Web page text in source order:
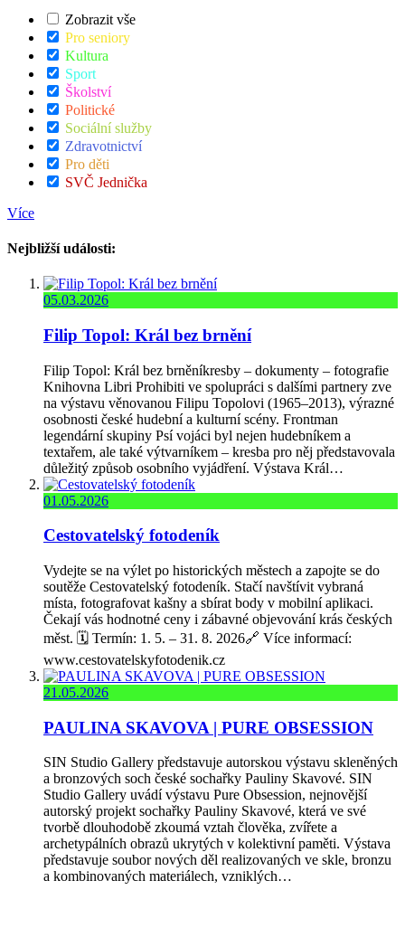
Zobrazit vše
Pro seniory
Kultura
Sport
Školství
Politické
Sociální služby
Zdravotnictví
Pro děti
SVČ Jednička
Více
Nejbližší události:
05.03.2026
Filip Topol: Král bez brnění
Filip Topol: Král bez brněníkresby – dokumenty – fotografie
Knihovna Libri Prohibiti ve spolupráci s dalšími partnery zve
na výstavu věnovanou Filipu Topolovi (1965–2013), výrazné
osobnosti české hudební a kulturní scény. Frontman
legendární skupiny Psí vojáci byl nejen hudebníkem a
textařem, ale také výtvarníkem – kresba pro něj představovala
důležitý způsob osobního vyjádření. Výstava Král…
01.05.2026
Cestovatelský fotodeník
Vydejte se na výlet po historických městech a zapojte se do
soutěže Cestovatelský fotodeník. Stačí navštívit vybraná
místa, fotografovat kašny a sbírat body v mobilní aplikaci.
Čekají vás hodnotné ceny i zábavné objevování krás českých
měst. 🗓️ Termín: 1. 5. – 31. 8. 2026🔗 Více informací:
www.cestovatelskyfotodenik.cz
21.05.2026
PAULINA SKAVOVA | PURE OBSESSION
SIN Studio Gallery představuje autorskou výstavu skleněných
a bronzových soch české sochařky Pauliny Skavové. SIN
Studio Gallery uvádí výstavu Pure Obsession, nejnovější
autorský projekt sochařky Pauliny Skavové, která ve své
tvorbě dlouhodobě zkoumá vztah člověka, zvířete a
archetypálních obrazů ukrytých v kolektivní paměti. Výstava
představuje soubor nových děl realizovaných ve skle, bronzu
a kombinovaných materiálech, vzniklých…